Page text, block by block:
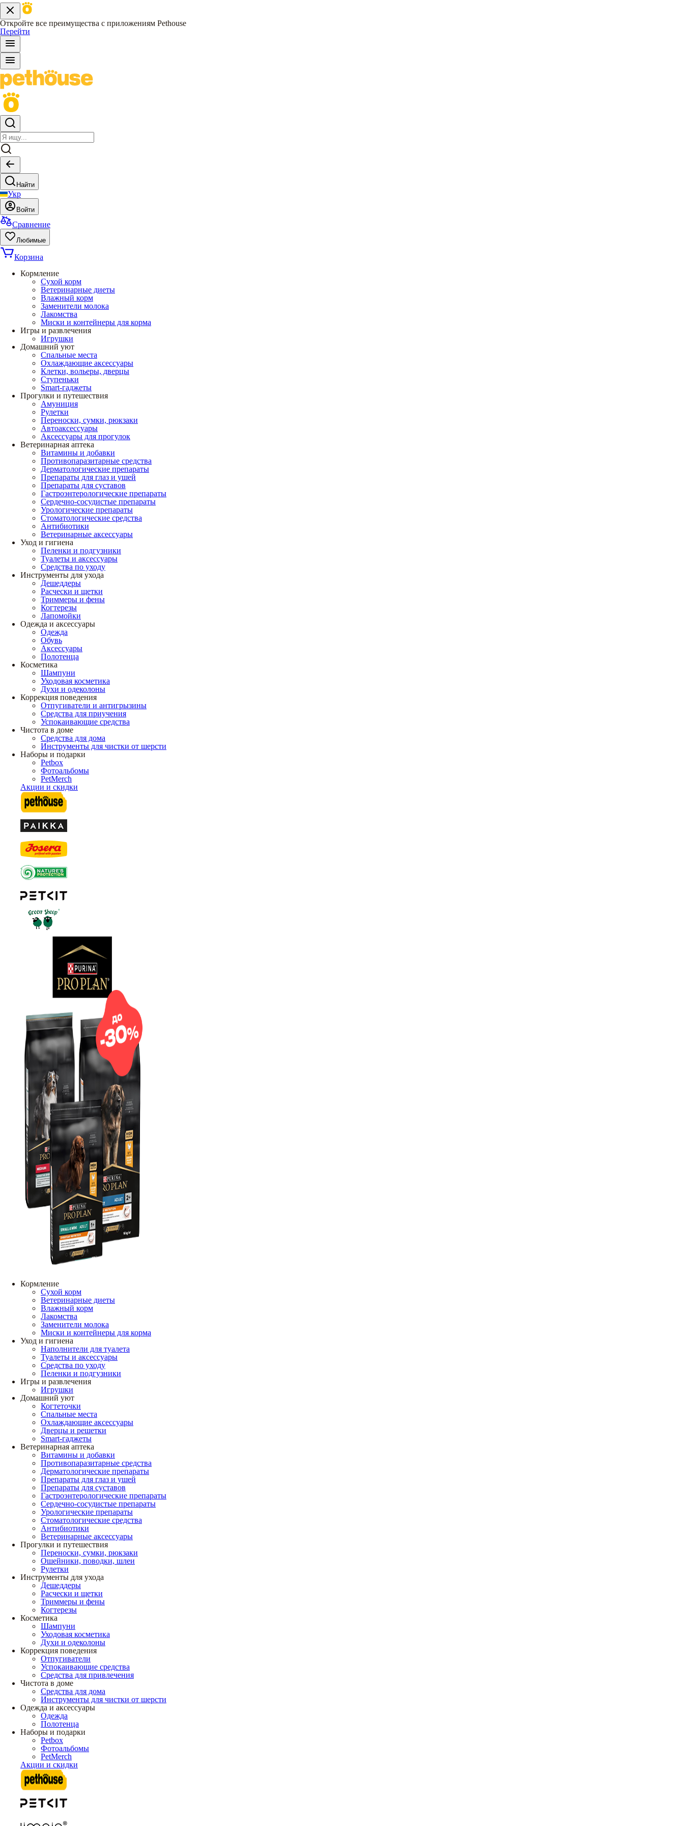
Откройте все преимущества с приложениям Pethouse
Перейти
Найти
Укр
Войти
Сравнение
Любимые
Корзина
Кормление
Сухой корм
Ветеринарные диеты
Влажный корм
Заменители молока
Лакомства
Миски и контейнеры для корма
Игры и развлечения
Игрушки
Домашний уют
Спальные места
Охлаждающие аксессуары
Клетки, вольеры, дверцы
Ступеньки
Smart-гаджеты
Прогулки и путешествия
Амуниция
Рулетки
Переноски, сумки, рюкзаки
Автоаксессуары
Аксессуары для прогулок
Ветеринарная аптека
Витамины и добавки
Противопаразитарные средства
Дерматологические препараты
Препараты для глаз и ушей
Препараты для суставов
Гастроэнтерологические препараты
Сердечно-сосудистые препараты
Урологические препараты
Стоматологические средства
Антибиотики
Ветеринарные аксессуары
Уход и гигиена
Пеленки и подгузники
Туалеты и аксессуары
Средства по уходу
Инструменты для ухода
Дешеддеры
Расчески и щетки
Триммеры и фены
Когтерезы
Лапомойки
Одежда и аксессуары
Одежда
Обувь
Аксессуары
Полотенца
Косметика
Шампуни
Уходовая косметика
Духи и одеколоны
Коррекция поведения
Отпугиватели и антигрызины
Средства для приучения
Успокаивающие средства
Чистота в доме
Средства для дома
Инструменты для чистки от шерсти
Наборы и подарки
Petbox
Фотоальбомы
PetMerch
Акции и скидки
Кормление
Сухой корм
Ветеринарные диеты
Влажный корм
Лакомства
Заменители молока
Миски и контейнеры для корма
Уход и гигиена
Наполнители для туалета
Туалеты и аксессуары
Средства по уходу
Пеленки и подгузники
Игры и развлечения
Игрушки
Домашний уют
Когтеточки
Спальные места
Охлаждающие аксессуары
Дверцы и решетки
Smart-гаджеты
Ветеринарная аптека
Витамины и добавки
Противопаразитарные средства
Дерматологические препараты
Препараты для глаз и ушей
Препараты для суставов
Гастроэнтерологические препараты
Сердечно-сосудистые препараты
Урологические препараты
Стоматологические средства
Антибиотики
Ветеринарные аксессуары
Прогулки и путешествия
Переноски, сумки, рюкзаки
Ошейники, поводки, шлеи
Рулетки
Инструменты для ухода
Дешеддеры
Расчески и щетки
Триммеры и фены
Когтерезы
Косметика
Шампуни
Уходовая косметика
Духи и одеколоны
Коррекция поведения
Отпугиватели
Успокаивающие средства
Средства для привлечения
Чистота в доме
Средства для дома
Инструменты для чистки от шерсти
Одежда и аксессуары
Одежда
Полотенца
Наборы и подарки
Petbox
Фотоальбомы
PetMerch
Акции и скидки